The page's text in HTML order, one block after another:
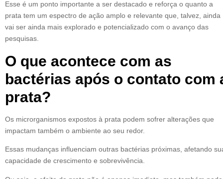
Esse é um ponto importante a ser destacado e reforça o quanto a
prata tem um espectro de ação amplo e relevante que, talvez, ainda
vai ser ainda mais explorado e potencializado com o avanço das
pesquisas.
O que acontece com as
bactérias após o contato com
prata?
Os microrganismos expostos à prata podem sofrer alterações que
impactam também o ambiente ao seu redor.
Essas mudanças influenciam outras bactérias próximas, afetando
capacidade de crescimento e sobrevivência.